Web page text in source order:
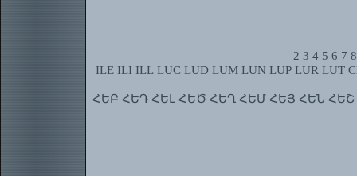
2 3 4 5 6 7 8
ILE ILI ILL LUC LUD LUM LUN LUP LUR LUT
ՀԵԲ ՀԵԴ ՀԵԼ ՀԵԾ ՀԵՂ ՀԵՄ ՀԵՅ ՀԵՆ ՀԵՇ